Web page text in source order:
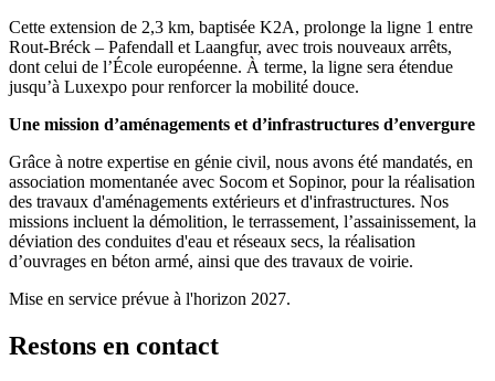
Cette extension de 2,3 km, baptisée K2A, prolonge la ligne 1 entre
Rout-Bréck – Pafendall et Laangfur, avec trois nouveaux arrêts,
dont celui de l’École européenne. À terme, la ligne sera étendue
jusqu’à Luxexpo pour renforcer la mobilité douce.
Une mission d’aménagements et d’infrastructures d’envergure
Grâce à notre expertise en génie civil, nous avons été mandatés, en
association momentanée avec Socom et Sopinor, pour la réalisation
des travaux d'aménagements extérieurs et d'infrastructures. Nos
missions incluent la démolition, le terrassement, l’assainissement, la
déviation des conduites d'eau et réseaux secs, la réalisation
d’ouvrages en béton armé, ainsi que des travaux de voirie.
Mise en service prévue à l'horizon 2027.
Restons en contact